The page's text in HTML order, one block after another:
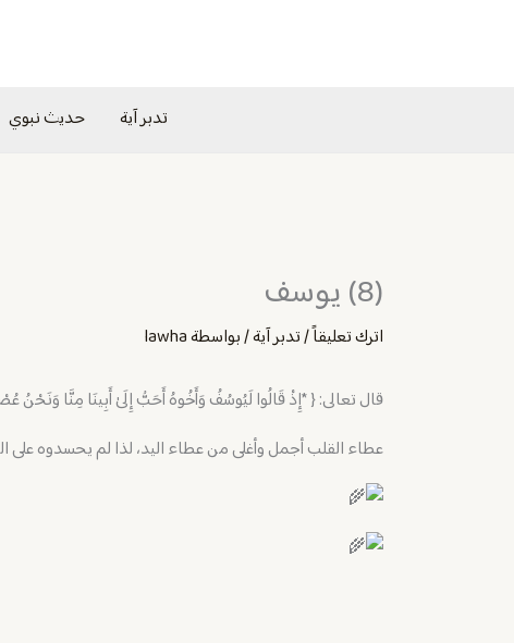
تدبر آية حديث نبوي
(8) يوسف
اترك تعليقاً/تدبر آية/ بواسطةlawha
قال تعالى: { *إِذْ قَالُوا لَيُوسُفُ وَأَخُوهُ أَحَبُّ إِلَىٰ أَبِينَا مِنَّا وَنَحْنُ
عطاء القلب أجمل وأغلى من عطاء اليد، لذا لم يحسدوه على